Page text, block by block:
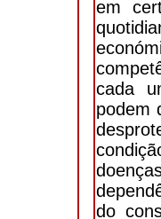
em
cada
podem
do